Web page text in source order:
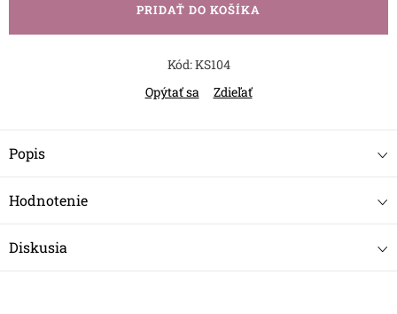
PRIDAŤ DO KOŠÍKA
Kód:KS104
Opýtať sa
Zdieľať
Popis
Hodnotenie
Diskusia